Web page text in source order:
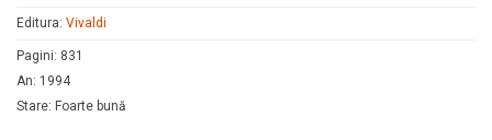
Editura: Vivaldi
Pagini: 831
An: 1994
Stare: Foarte bună